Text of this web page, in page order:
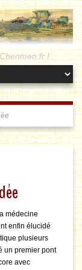
!
médecine
enfin élucidé
plusieurs
un premier pont
avec